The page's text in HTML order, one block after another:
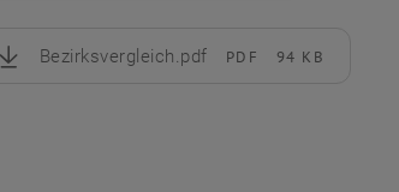
Bezirksvergleich.pdf PDF 94 KB
, herunterladen